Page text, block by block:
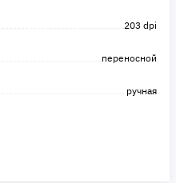
203 dpi
переносной
ручная